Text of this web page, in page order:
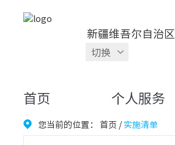
新疆维吾尔自治区
切换
首页 个人服务
您当前的位置： 首页 /实施清单